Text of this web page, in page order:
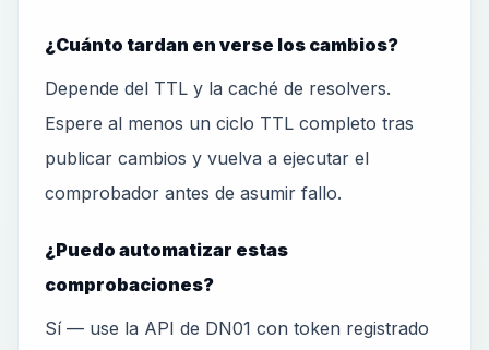
¿Cuánto tardan en verse los cambios?
Depende del TTL y la caché de resolvers.
Espere al menos un ciclo TTL completo tras
publicar cambios y vuelva a ejecutar el
comprobador antes de asumir fallo.
¿Puedo automatizar estas
comprobaciones?
Sí — use la API de DN01 con token registrado